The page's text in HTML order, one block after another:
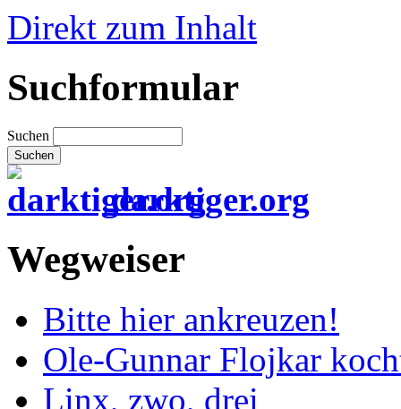
Direkt zum Inhalt
Suchformular
Suchen
darktiger.org
Wegweiser
Bitte hier ankreuzen!
Ole-Gunnar Flojkar
Linx, zwo, drei